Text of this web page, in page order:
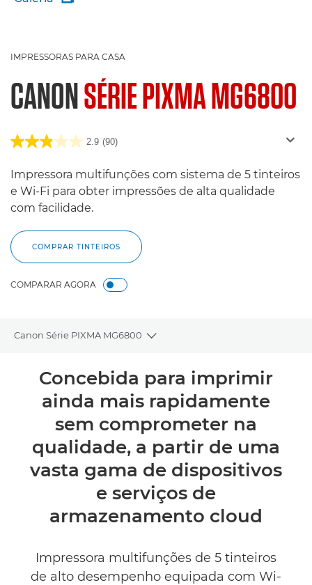
IMPRESSORAS PARA CASA
CANONSÉRIE PIXMA MG6800
2.9 (90)
Impressora multifunções com sistema de 5 tinteiros
e Wi-Fi para obter impressões de alta qualidade
com facilidade.
COMPRAR TINTEIROS
COMPARAR AGORA
Canon Série PIXMA MG6800
Toggle breadcrumbs
Descrição geral
Caraterísticas técnicas
Comentários
Suporte
Concebida para imprimir
ainda mais rapidamente
sem comprometer na
qualidade, a partir de uma
vasta gama de dispositivos
e serviços de
armazenamento cloud
Impressora multifunções de 5 tinteiros
de alto desempenho equipada com Wi-